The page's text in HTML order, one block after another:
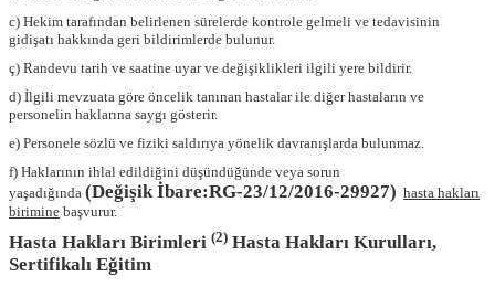
c) Hekim tarafından belirlenen sürelerde kontrole gelmeli ve tedavisinin
gidişatı hakkında geri bildirimlerde bulunur.
ç) Randevu tarih ve saatine uyar ve değişiklikleri ilgili yere bildirir.
d) İlgili mevzuata göre öncelik tanınan hastalar ile diğer hastaların ve
personelin haklarına saygı gösterir.
e) Personele sözlü ve fiziki saldırıya yönelik davranışlarda bulunmaz.
f) Haklarının ihlal edildiğini düşündüğünde veya sorun
yaşadığında (Değişik İbare:RG-23/12/2016-29927) hasta hakları
birimine başvurur.
Hasta Hakları Birimleri (2) Hasta Hakları Kurulları,
Sertifikalı Eğitim